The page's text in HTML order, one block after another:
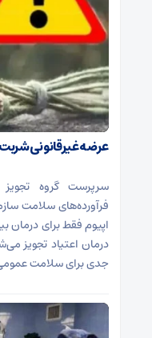
عرضه غیرقانونی
سرپرست گروه
فرآورده‌های سلامت
اپیوم فقط برای درمان
درمان اعتیاد تجویز
جدی برای سلامت